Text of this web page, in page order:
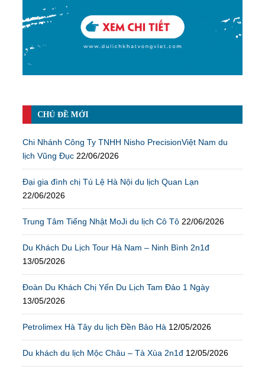
CHỦ ĐỀ MỚI
Chi Nhánh Công Ty TNHH Nisho PrecisionViệt Nam du
lịch Vũng Đục 22/06/2026
Đại gia đình chị Tú Lệ Hà Nội du lịch Quan Lạn
22/06/2026
Trung Tâm Tiếng Nhật MoJi du lịch Cô Tô 22/06/2026
Du Khách Du Lịch Tour Hà Nam – Ninh Bình 2n1đ
13/05/2026
Đoàn Du Khách Chị Yến Du Lịch Tam Đảo 1 Ngày
13/05/2026
Petrolimex Hà Tây du lịch Đền Bảo Hà 12/05/2026
Du khách du lịch Mộc Châu – Tà Xùa 2n1đ 12/05/2026